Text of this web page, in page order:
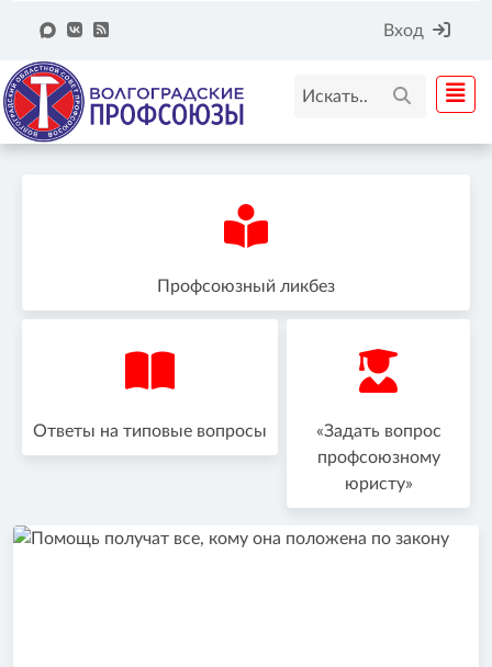
Вход
Профсоюзный ликбез
Ответы на типовые вопросы
«Задать вопрос
профсоюзному
юристу»